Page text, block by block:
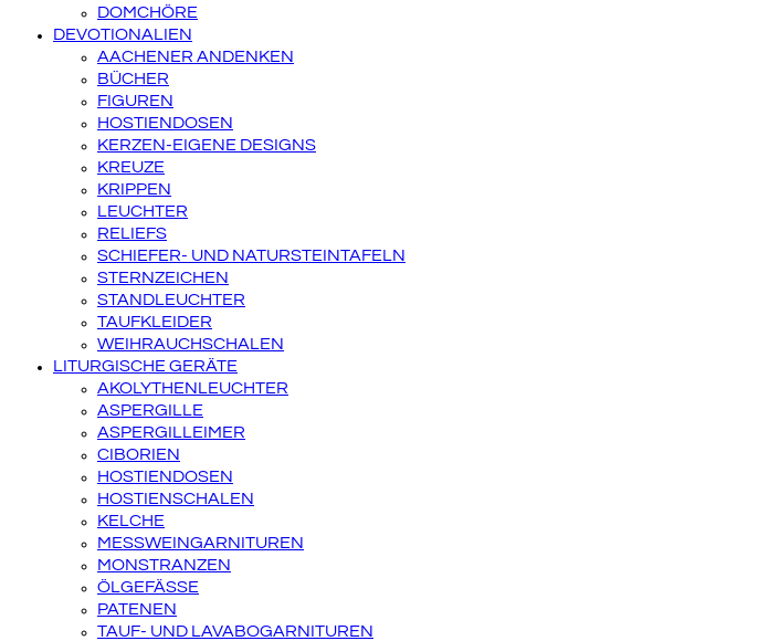
DOMCHÖRE
DEVOTIONALIEN
AACHENER ANDENKEN
BÜCHER
FIGUREN
HOSTIENDOSEN
KERZEN-EIGENE DESIGNS
KREUZE
KRIPPEN
LEUCHTER
RELIEFS
SCHIEFER- UND NATURSTEINTAFELN
STERNZEICHEN
STANDLEUCHTER
TAUFKLEIDER
WEIHRAUCHSCHALEN
LITURGISCHE GERÄTE
AKOLYTHENLEUCHTER
ASPERGILLE
ASPERGILLEIMER
CIBORIEN
HOSTIENDOSEN
HOSTIENSCHALEN
KELCHE
MESSWEINGARNITUREN
MONSTRANZEN
ÖLGEFÄSSE
PATENEN
TAUF- UND LAVABOGARNITUREN